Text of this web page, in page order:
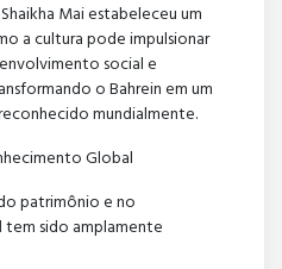
Mai estabeleceu um
a cultura pode impulsionar
social e
o Bahrein em um
mundialmente.
Global
patrimônio e no
sido amplamente